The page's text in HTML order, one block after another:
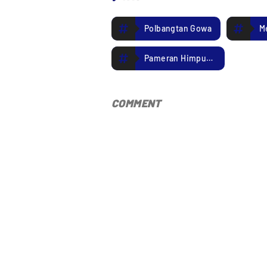
Polbangtan Gowa
Pameran Himpuni Research & Innovation Expo 2025
COMMENT